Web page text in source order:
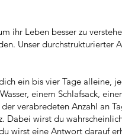
ihr Leben besser zu
Unser durchstrukturierter
ein bis vier Tage alleine,
einem Schlafsack,
verabredeten Anzahl an
wirst du
wirst eine Antwort darauf